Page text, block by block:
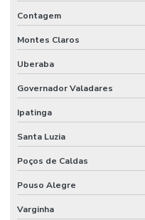
Contagem
Montes Claros
Uberaba
Governador Valadares
Ipatinga
Santa Luzia
Poços de Caldas
Pouso Alegre
Varginha